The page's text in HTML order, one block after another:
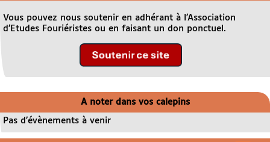
Vous pouvez nous soutenir en adhérant à l’Association
d’Etudes Fouriéristes ou en faisant un don ponctuel.
A noter dans vos calepins
Pas d’évènements à venir